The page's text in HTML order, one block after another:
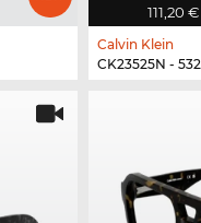
111,20 €
Calvin Klein
CK23525N - 532